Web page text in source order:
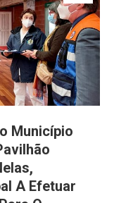
Município
A Efetuar